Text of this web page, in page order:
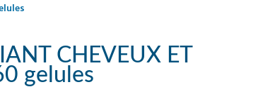
CHEVEUX ET
gelules